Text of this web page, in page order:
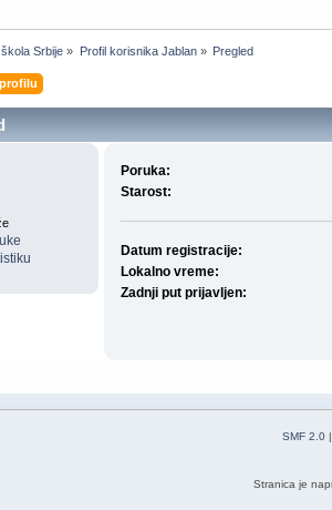
Srbije » Profil korisnika Jablan» Pregled
Poruka:
Starost:
Datum registracije:
Lokalno vreme:
Zadnji put prijavljen:
SMF 2.0
Stranica je